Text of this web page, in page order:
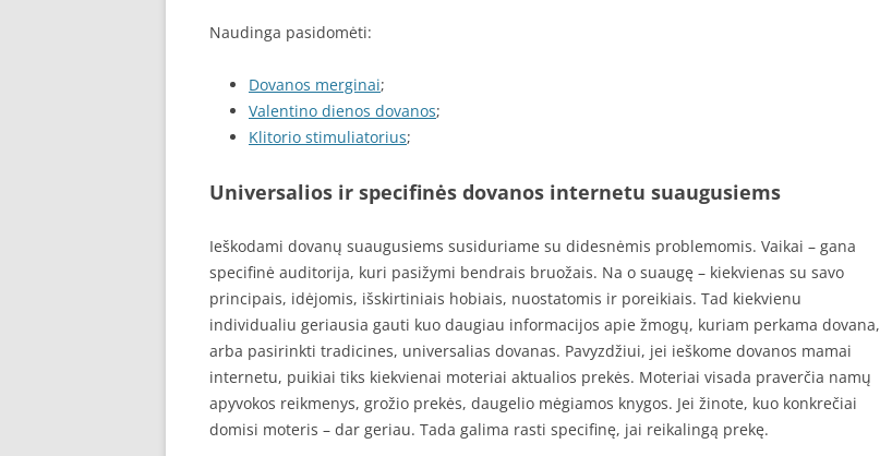
Naudinga pasidomėti:
Dovanos merginai;
Valentino dienos dovanos;
Klitorio stimuliatorius;
Universalios ir specifinės dovanos internetu suaugusiems
Ieškodami dovanų suaugusiems susiduriame su didesnėmis problemomis. Vaikai – gana
specifinė auditorija, kuri pasižymi bendrais bruožais. Na o suaugę – kiekvienas su savo
principais, idėjomis, išskirtiniais hobiais, nuostatomis ir poreikiais. Tad kiekvienu
individualiu geriausia gauti kuo daugiau informacijos apie žmogų, kuriam perkama dovana,
arba pasirinkti tradicines, universalias dovanas. Pavyzdžiui, jei ieškome dovanos mamai
internetu, puikiai tiks kiekvienai moteriai aktualios prekės. Moteriai visada praverčia namų
apyvokos reikmenys, grožio prekės, daugelio mėgiamos knygos. Jei žinote, kuo konkrečiai
domisi moteris – dar geriau. Tada galima rasti specifinę, jai reikalingą prekę.